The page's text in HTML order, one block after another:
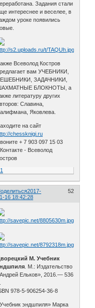
Задания стали
интереснее и веселее, в
уроке появились
Всеволод Костров
вам УЧЕБНИКИ,
ЗАДАЧНИКИ,
БЛОКНОТЫ, а
литературу других
Славина,
Яковлева.
на сайт
chessknigi.ru
+ 7 903 097 15 03
- Всеволод
52
2017-
16 18:42:28
М. Учебник
. М.: Издательство
Ельков», 2016.— 536
978-5-906254-36-8
эндшпиля» Марка